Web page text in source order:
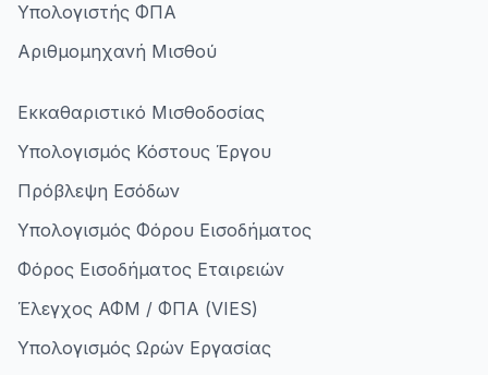
Υπολογιστής ΦΠΑ
Αριθμομηχανή Μισθού
Εκκαθαριστικό Μισθοδοσίας
Υπολογισμός Κόστους Έργου
Πρόβλεψη Εσόδων
Υπολογισμός Φόρου Εισοδήματος
Φόρος Εισοδήματος Εταιρειών
Έλεγχος ΑΦΜ / ΦΠΑ (VIES)
Υπολογισμός Ωρών Εργασίας